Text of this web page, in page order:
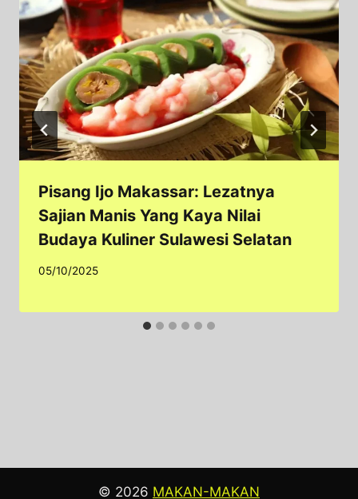
Pisang Ijo Makassar: Lezatnya
Sajian Manis Yang Kaya Nilai
Budaya Kuliner Sulawesi Selatan
05/10/2025
© 2026 MAKAN-MAKAN